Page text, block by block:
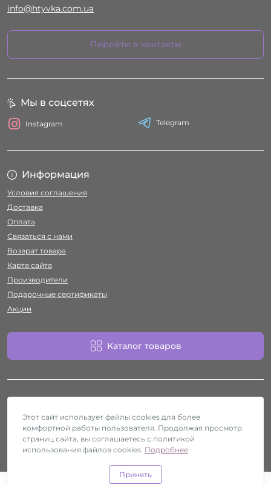
0
info@htyvka.com.ua
Перейти в контакты
Информация
Условия соглашения
Доставка
Оплата
Связаться с нами
Возврат товара
Карта сайта
Производители
Подарочные сертификаты
Акции
Каталог товаров
Мы в соцсетях
Instagram Telegram
Работает наocStore
Секс-шоп Htyvka © 2026
Этот сайт использует файлы cookies для более
комфортной работы пользователя. Продолжая просмотр
страниц сайта, вы соглашаетесь с политикой
использования файлов cookies. Подробнее
Принять